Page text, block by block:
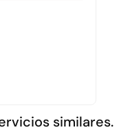
similares.